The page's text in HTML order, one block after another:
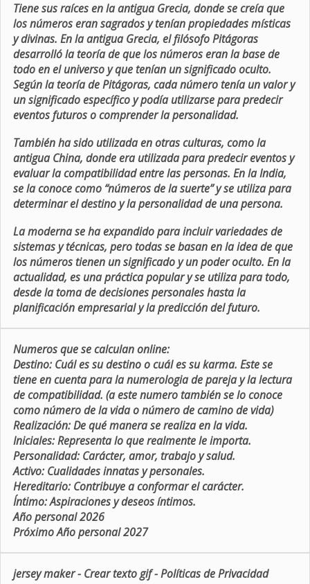
Tiene sus raíces en la antigua Grecia, donde se creía que
los números eran sagrados y tenían propiedades místicas
y divinas. En la antigua Grecia, el filósofo Pitágoras
desarrolló la teoría de que los números eran la base de
todo en el universo y que tenían un significado oculto.
Según la teoría de Pitágoras, cada número tenía un valor y
un significado específico y podía utilizarse para predecir
eventos futuros o comprender la personalidad.
También ha sido utilizada en otras culturas, como la
antigua China, donde era utilizada para predecir eventos y
evaluar la compatibilidad entre las personas. En la India,
se la conoce como “números de la suerte” y se utiliza para
determinar el destino y la personalidad de una persona.
La moderna se ha expandido para incluir variedades de
sistemas y técnicas, pero todas se basan en la idea de que
los números tienen un significado y un poder oculto. En la
actualidad, es una práctica popular y se utiliza para todo,
desde la toma de decisiones personales hasta la
planificación empresarial y la predicción del futuro.
Numeros que se calculan online:
Destino: Cuál es su destino o cuál es su karma. Este se
tiene en cuenta para la numerologia de pareja y la lectura
de compatibilidad. (a este numero también se lo conoce
como número de la vida o número de camino de vida)
Realización:De qué manera se realiza en la vida.
Iniciales:Representa lo que realmente le importa.
Personalidad:Carácter, amor, trabajo y salud.
Activo:Cualidades innatas y personales.
Hereditario:Contribuye a conformar el carácter.
Íntimo:Aspiraciones y deseos íntimos.
Año personal 2026
Próximo Año personal 2027
jersey maker- Crear texto gif-Políticas de Privacidad